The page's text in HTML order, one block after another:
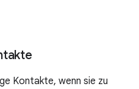
Kontakte, wenn sie zu